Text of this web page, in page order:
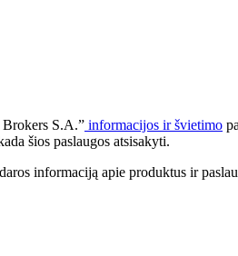
S.A.” informacijos ir švietimo
šios paslaugos atsisakyti.
informaciją apie produktus ir